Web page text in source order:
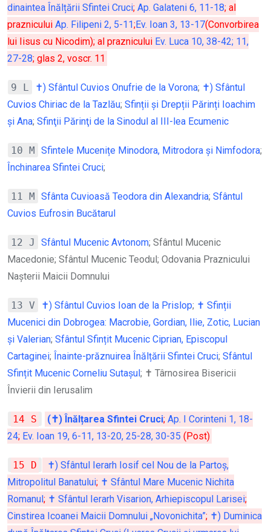
dinaintea Înălțării Sfintei Cruci; Ap. Galateni 6, 11-18; al
praznicului Ap. Filipeni 2, 5-11;Ev. Ioan 3, 13-17(Convorbirea
lui Iisus cu Nicodim); al praznicului Ev. Luca 10, 38-42; 11,
27-28; glas 2, voscr. 11
9 L ✝) Sfântul Cuvios Onufrie de la Vorona; ✝) Sfântul
Cuvios Chiriac de la Tazlău; Sfinții și Drepții Părinți Ioachim
și Ana; Sfinţii Părinţi de la Sinodul al III-lea Ecumenic
10 M Sfintele Mucenițe Minodora, Mitrodora și Nimfodora;
Închinarea Sfintei Cruci;
11 M Sfânta Cuvioasă Teodora din Alexandria; Sfântul
Cuvios Eufrosin Bucătarul
12 J Sfântul Mucenic Avtonom; Sfântul Mucenic
Macedonie; Sfântul Mucenic Teodul; Odovania Praznicului
Naşterii Maicii Domnului
13 V ✝) Sfântul Cuvios Ioan de la Prislop; ✝ Sfinții
Mucenici din Dobrogea: Macrobie, Gordian, Ilie, Zotic, Lucian
și Valerian; Sfântul Sfințit Mucenic Ciprian, Episcopul
Cartaginei; Înainte-prăznuirea Înălțării Sfintei Cruci; Sfântul
Sfințit Mucenic Corneliu Sutașul; ✝ Târnosirea Bisericii
Învierii din Ierusalim
14 S (✝) Înălțarea Sfintei Cruci; Ap. I Corinteni 1, 18-
24; Ev. Ioan 19, 6-11, 13-20, 25-28, 30-35 (Post)
15 D
✝) Sfântul Ierarh Iosif cel Nou de la Partoș,
Mitropolitul Banatului; ✝ Sfântul Mare Mucenic Nichita
Romanul; ✝ Sfântul Ierarh Visarion, Arhiepiscopul Larisei;
Cinstirea Icoanei Maicii Domnului „Novonichita”; ✝) Duminica